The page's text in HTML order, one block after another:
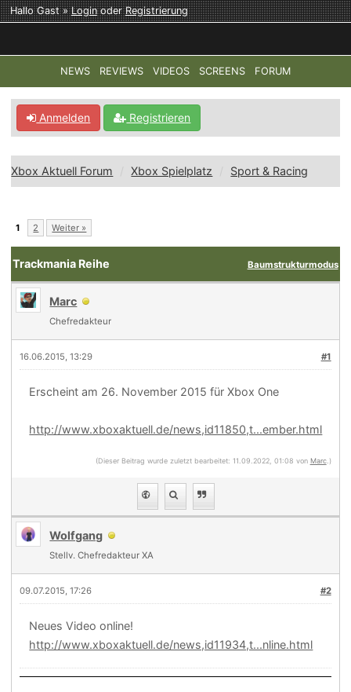
Hallo Gast »LoginoderRegistrierung
NEWS REVIEWS VIDEOS SCREENS FORUM
TOP-THEMEN: COD: MODERN WARFARE 4 HALO:
Anmelden Registrieren
Xbox Aktuell Forum Xbox Spielplatz Sport & Racing
1 2 Weiter »
Baumstrukturmodus
Trackmania Reihe
Marc
Chefredakteur
#1
16.06.2015, 13:29
Erscheint am 26. November 2015 für Xbox One
http://www.xboxaktuell.de/news,id11850,t...ember.html
(Dieser Beitrag wurde zuletzt bearbeitet: 11.09.2022, 01:08 von Marc.)
Wolfgang
Stellv. Chefredakteur XA
#2
09.07.2015, 17:26
Neues Video online!
http://www.xboxaktuell.de/news,id11934,t...nline.html